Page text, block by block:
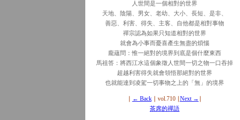
人世間是一個相對的世界
天地、陰陽、男女、老幼、大小、長短、是非、
善惡、利害、得失、主客、自他都是相對事物
禪宗認為如果只知道相對的世界
就會為小事而憂喜產生無盡的煩惱
龐蘊問：惟一絕對的境界到底是個什麼東西
馬祖答：將西江水這個象徵人世間一切之物一口吞掉
超越利害得失就會領悟那絕對的世界
也就能達到凌駕一切事物之上的「無」的境界
← Back∣ vol.710 ∣ Next →
茶席的禪語